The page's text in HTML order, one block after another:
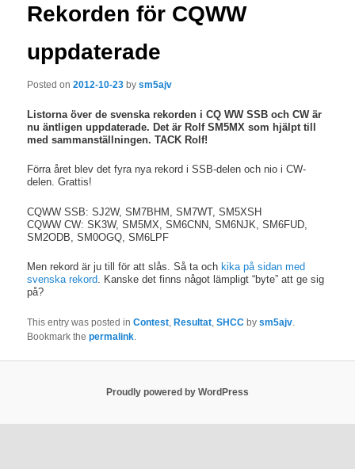
Rekorden för CQWW
uppdaterade
Posted on2012-10-23 bysm5ajv
Listorna över de svenska rekorden i CQ WW SSB och CW är
nu äntligen uppdaterade. Det är Rolf SM5MX som hjälpt till
med sammanställningen. TACK Rolf!
Förra året blev det fyra nya rekord i SSB-delen och nio i CW-
delen. Grattis!
CQWW SSB: SJ2W, SM7BHM, SM7WT, SM5XSH
CQWW CW: SK3W, SM5MX, SM6CNN, SM6NJK, SM6FUD,
SM2ODB, SM0OGQ, SM6LPF
Men rekord är ju till för att slås. Så ta ochkika på sidan med
svenska rekord . Kanske det finns något lämpligt “byte” att ge sig
på?
This entry was posted inContest,Resultat,SHCC bysm5ajv.
Bookmark thepermalink.
Proudly powered by WordPress